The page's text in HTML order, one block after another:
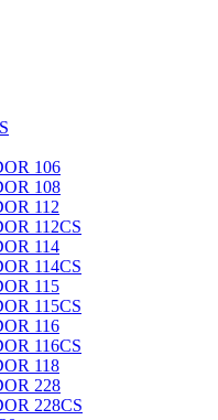
106
108
112
112CS
114
114CS
115
115CS
116
116CS
118
228
228CS